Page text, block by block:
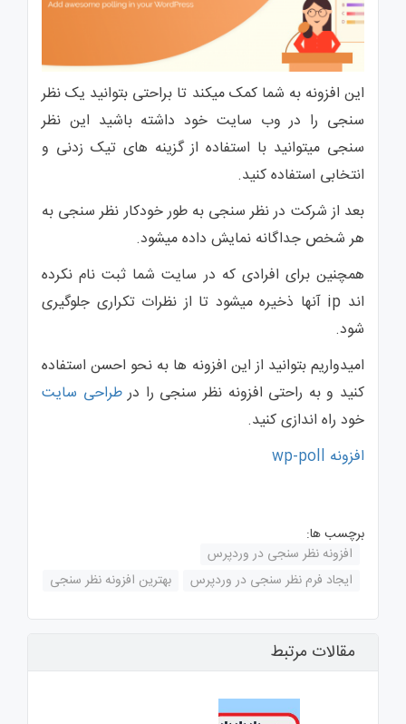
این افزونه به شما کمک میکند تا براحتی بتوانید یک نظر
سنجی را در وب سایت خود داشته باشید این نظر
سنجی میتوانید با استفاده از گزینه های تیک زدنی و
انتخابی استفاده کنید.
بعد از شرکت در نظر سنجی به طور خودکار نظر سنجی به
هر شخص جداگانه نمایش داده میشود.
همچنین برای افرادی که در سایت شما ثبت نام نکرده
اند ip آنها ذخیره میشود تا از نظرات تکراری جلوگیری
شود.
امیدواریم بتوانید از این افزونه ها به نحو احسن استفاده
کنید و به راحتی افزونه نظر سنجی را درطراحی سایت
خود راه اندازی کنید.
افزونه wp-poll
برچسب ها:
افزونه نظر سنجی در وردپرس
ایجاد فرم نظر سنجی در وردپرس
بهترین افزونه نظر سنجی
مقالات مرتبط